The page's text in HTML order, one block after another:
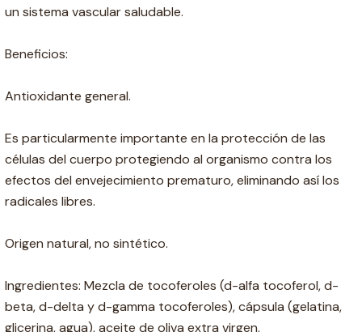
un sistema vascular saludable.
Beneficios:
Antioxidante general.
Es particularmente importante en la protección de las
células del cuerpo protegiendo al organismo contra los
efectos del envejecimiento prematuro, eliminando así los
radicales libres.
Origen natural, no sintético.
Ingredientes: Mezcla de tocoferoles (d-alfa tocoferol, d-
beta, d-delta y d-gamma tocoferoles), cápsula (gelatina,
glicerina, agua), aceite de oliva extra virgen.